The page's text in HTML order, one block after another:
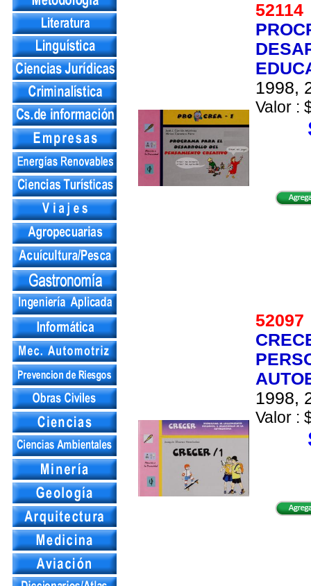
1998,
Valor :
1998,
Valor :